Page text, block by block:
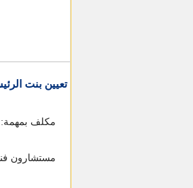
تعيين بنت
مكلف بمهمة:
مستشارون